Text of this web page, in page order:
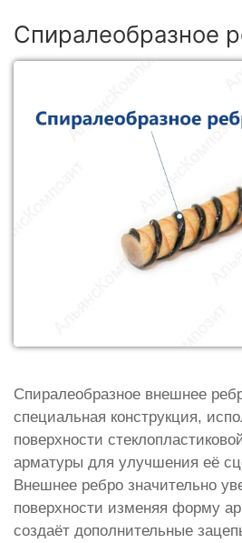
Спиралеобразное
Спиралеобразное внешнее
специальная конструкция,
поверхности
арматуры для улучшения её
Внешнее ребро значительно
поверхности изменяя форму
создаёт дополнительные